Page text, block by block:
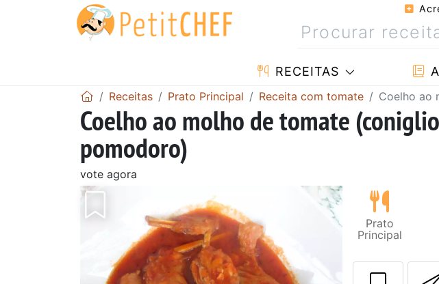
RECEITAS
Receitas Prato Principal Receita com tomate Coelho ao
Coelho ao molho de tomate
pomodoro)
vote agora
Prato
Principal